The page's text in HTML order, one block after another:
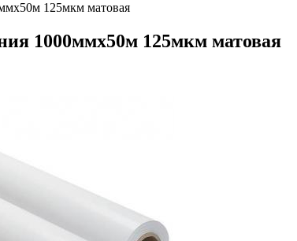
125мкм матовая
1000ммх50м 125мкм матовая